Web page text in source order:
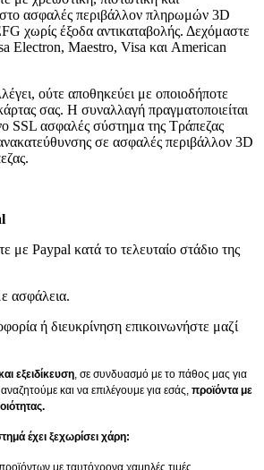
ασφαλές περιβάλλον πληρωμών 3D
χωρίς έξοδα αντικαταβολής. Δεχόμαστε
Electron, Maestro, Visa και American
ούτε αποθηκεύει με οποιοδήποτε
σας. Η συναλλαγή πραγματοποιείται
SSL ασφαλές σύστημα της Τράπεζας
σε ασφαλές περιβάλλον 3D
με Paypal κατά το τελευταίο στάδιο της
ασφάλεια.
ή διευκρίνηση επικοινωνήστε μαζί
εξειδίκευση, σε συνδυασμό με το πάθος μας για
και να επιλέγουμε για εσάς, προϊόντα με
έχει ξεχωρίσει χάρη:
με ταυτόχρονα χαμηλές τιμές